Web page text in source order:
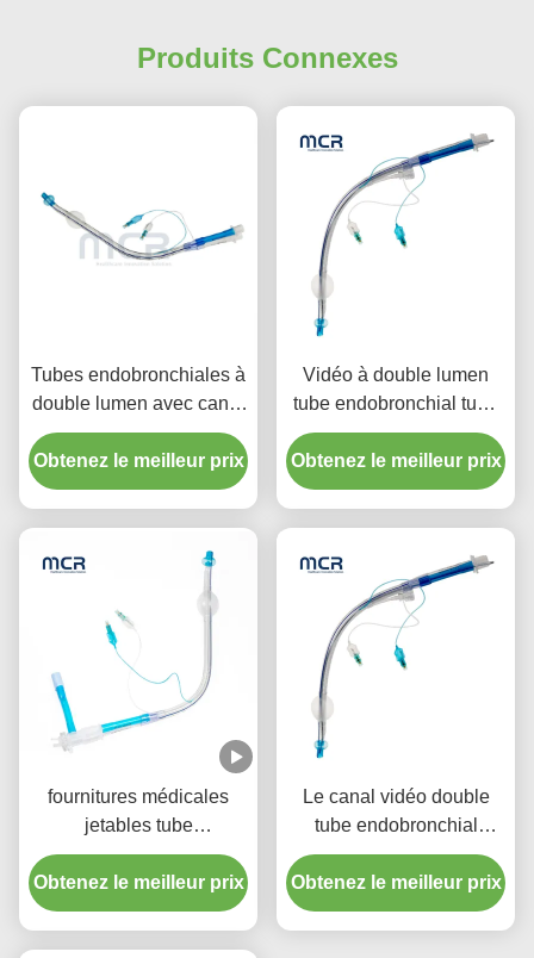
Produits Connexes
Tubes endobronchiales à
double lumen avec canal
vidéo
Obtenez le meilleur prix
Vidéo à double lumen
tube endobronchial tube
visuel oral PVC clair
Obtenez le meilleur prix
fournitures médicales
jetables tube
endotrachéal à double
lumen avec manchette en
PU
Obtenez le meilleur prix
Le canal vidéo double
tube endobronchial
lumineux sans caméra
Obtenez le meilleur prix